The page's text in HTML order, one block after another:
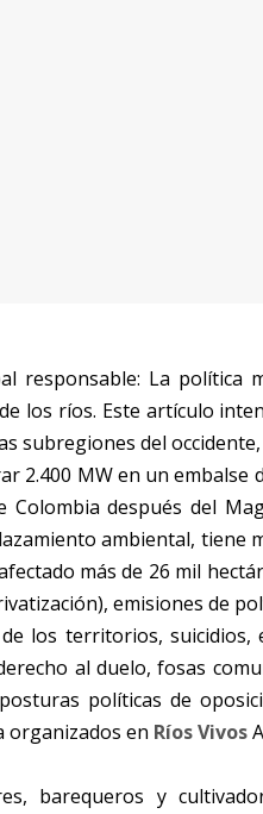
La política
los ríos. Este artículo
subregiones del
2.400 MW en un
después del
ambiental, tiene
más de 26 mil
emisiones de
los territorios,
al duelo, fosas
políticas de
organizados en Ríos Vivos
barequeros y